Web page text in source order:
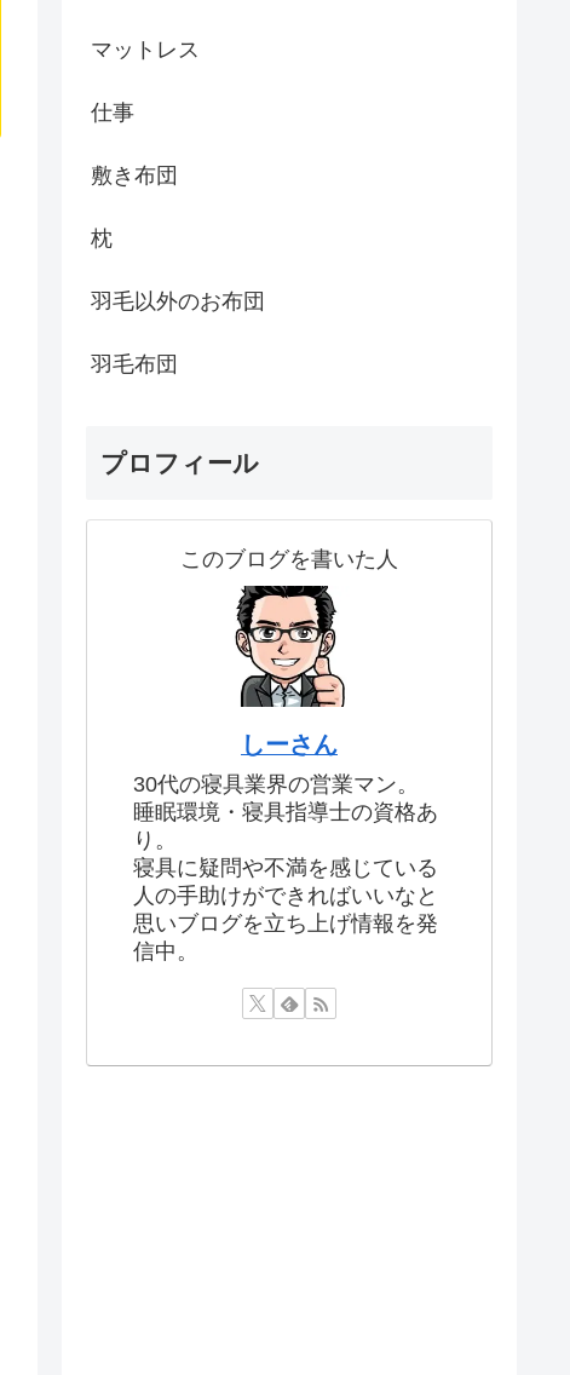
マットレス
仕事
敷き布団
枕
羽毛以外のお布団
羽毛布団
プロフィール
このブログを書いた人
しーさん
30代の寝具業界の営業マン。
睡眠環境・寝具指導士の資格あ
り。
寝具に疑問や不満を感じている
人の手助けができればいいなと
思いブログを立ち上げ情報を発
信中。